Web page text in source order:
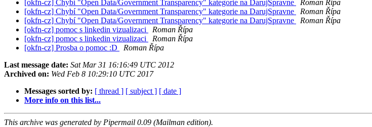
[okfn-cz] Chybí "Open Data/Government Transparency" kategorie na DarujSpravne
Roman Řípa
[okfn-cz] Chybí "Open Data/Government Transparency" kategorie na DarujSpravne
Roman Řípa
[okfn-cz] Chybí "Open Data/Government Transparency" kategorie na DarujSpravne
Roman Řípa
[okfn-cz] pomoc s linkedin vizualizaci
Roman Řípa
[okfn-cz] pomoc s linkedin vizualizaci
Roman Řípa
[okfn-cz] Prosba o pomoc :D
Roman Řípa
Last message date: Sat Mar 31 16:16:49 UTC 2012
Archived on: Wed Feb 8 10:29:10 UTC 2017
Messages sorted by: [ thread ] [ subject ] [ date ]
More info on this list...
This archive was generated by Pipermail 0.09 (Mailman edition).